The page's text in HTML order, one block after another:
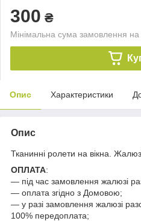
300 ₴
Мінімальна сума замовлення
Опис Характеристики
Опис
Тканинні ролети на вікна.
ОПЛАТА:
— під час замовлення жалюзі
— оплата згідно з Домовою;
— у разі замовлення жалюзі
100% передоплата;